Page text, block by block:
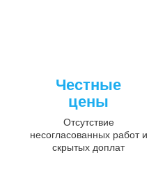
Честные
цены
Отсутствие
несогласованных работ и
скрытых доплат